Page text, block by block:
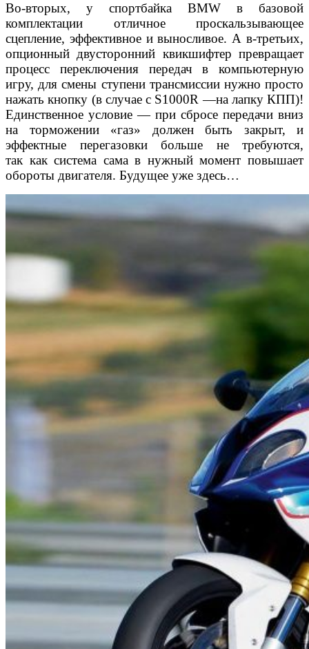
Во-вторых, у спортбайка BMW в базовой
комплектации отличное проскальзывающее
сцепление, эффективное и выносливое. А в-третьих,
опционный двусторонний квикшифтер превращает
процесс переключения передач в компьютерную
игру, для смены ступени трансмиссии нужно просто
нажать кнопку (в случае с S1000R —на лапку КПП)!
Единственное условие — при сбросе передачи вниз
на торможении «газ» должен быть закрыт, и
эффектные перегазовки больше не требуются,
так как система сама в нужный момент повышает
обороты двигателя. Будущее уже здесь…